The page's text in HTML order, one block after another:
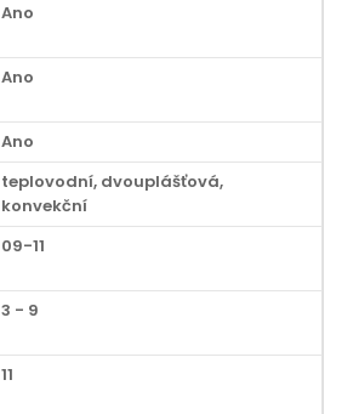
Ano
Ano
Ano
teplovodní, dvouplášťová,
konvekční
09-11
3 - 9
11